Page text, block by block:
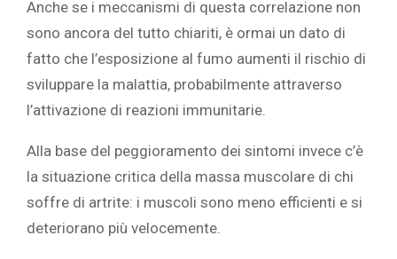
Anche se i meccanismi di questa correlazione non
sono ancora del tutto chiariti, è ormai un dato di
fatto che l’esposizione al fumo aumenti il rischio di
sviluppare la malattia, probabilmente attraverso
l’attivazione di reazioni immunitarie.
Alla base del peggioramento dei sintomi invece c’è
la situazione critica della massa muscolare di chi
soffre di artrite: i muscoli sono meno efficienti e si
deteriorano più velocemente.